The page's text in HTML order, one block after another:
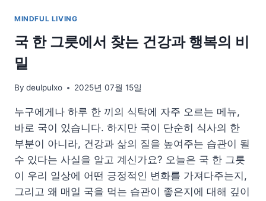
MINDFUL LIVING
국 한 그릇에서 찾는 건강과 행복의 비
밀
By deulpulxo 2025년 07월 15일
누구에게나 하루 한 끼의 식탁에 자주 오르는 메뉴,
바로 국이 있습니다. 하지만 국이 단순히 식사의 한
부분이 아니라, 건강과 삶의 질을 높여주는 습관이 될
수 있다는 사실을 알고 계신가요? 오늘은 국 한 그릇
이 우리 일상에 어떤 긍정적인 변화를 가져다주는지,
그리고 왜 매일 국을 먹는 습관이 좋은지에 대해 깊이